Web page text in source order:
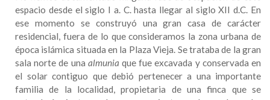
espacio desde el siglo I a. C. hasta llegar al siglo XII d.C. En
ese momento se construyó una gran casa de carácter
residencial, fuera de lo que consideramos la zona urbana de
época islámica situada en la Plaza Vieja. Se trataba de la gran
sala norte de una almunia que fue excavada y conservada en
el solar contiguo que debió pertenecer a una importante
familia de la localidad, propietaria de una finca que se